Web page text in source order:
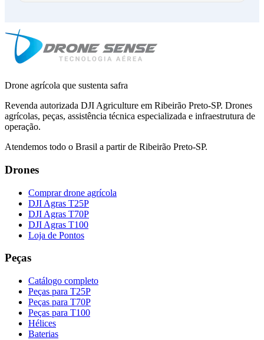
Drone agrícola que sustenta safra
Revenda autorizada DJI Agriculture em Ribeirão Preto-SP. Drones
agrícolas, peças, assistência técnica especializada e infraestrutura de
operação.
Atendemos todo o Brasil a partir de Ribeirão Preto-SP.
Drones
Comprar drone agrícola
DJI Agras T25P
DJI Agras T70P
DJI Agras T100
Loja de Pontos
Peças
Catálogo completo
Peças para T25P
Peças para T70P
Peças para T100
Hélices
Baterias